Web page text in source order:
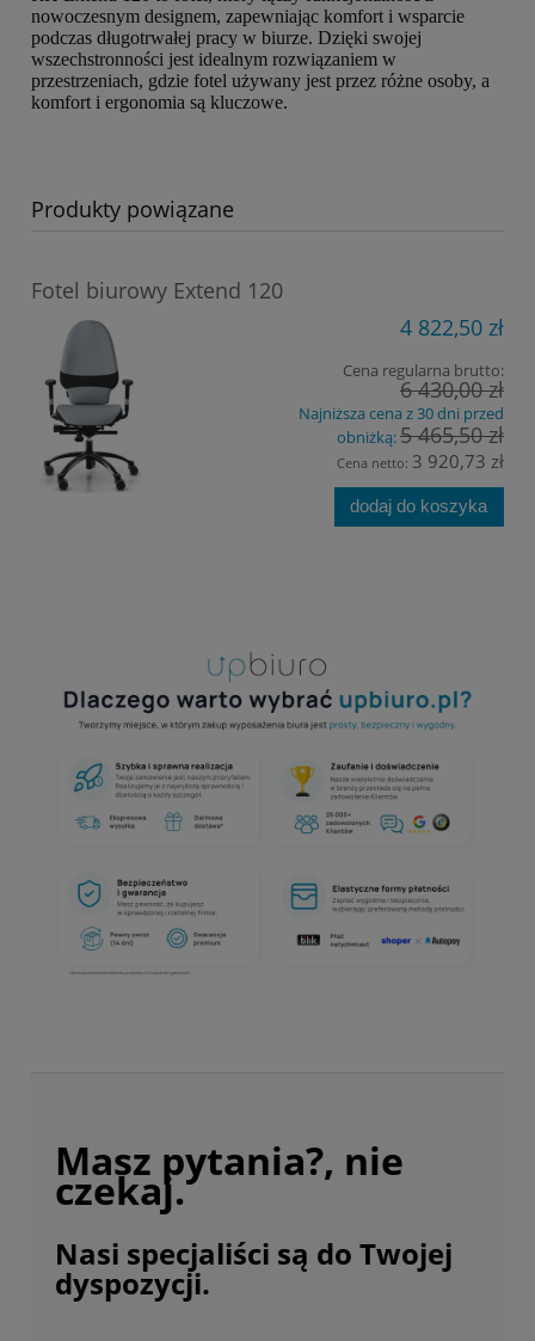
nowoczesnym designem, zapewniając komfort i wsparcie
podczas długotrwałej pracy w biurze. Dzięki swojej
wszechstronności jest idealnym rozwiązaniem w
przestrzeniach, gdzie fotel używany jest przez różne osoby, a
komfort i ergonomia są kluczowe.
Produkty powiązane
Fotel biurowy Extend 120
4 822,50 zł
Cena regularna brutto:
6 430,00 zł
Najniższa cena z 30 dni przed
obniżką:5 465,50 zł
Cena netto: 3 920,73 zł
dodaj do koszyka
Masz pytania?, nie
czekaj.
Nasi specjaliści są do Twojej
dyspozycji.